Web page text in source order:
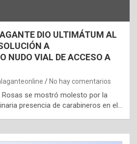
DIO ULTIMÁTUM AL
A
NUDO VIAL DE ACCESO A
No hay comentarios
Rosas se mostró molesto por la
presencia de carabineros en el…